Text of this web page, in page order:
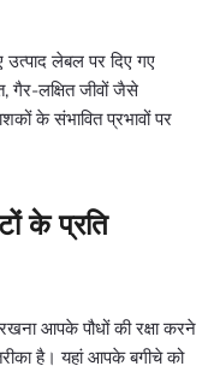
लेबल पर दिए गए
गैर-लक्षित जीवों जैसे
के संभावित प्रभावों पर
के प्रति
आपके पौधों की रक्षा करने
है। यहां आपके बगीचे को